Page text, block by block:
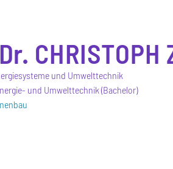
CHRISTOPH
und Umwelttechnik
und Umwelttechnik (Bachelor)